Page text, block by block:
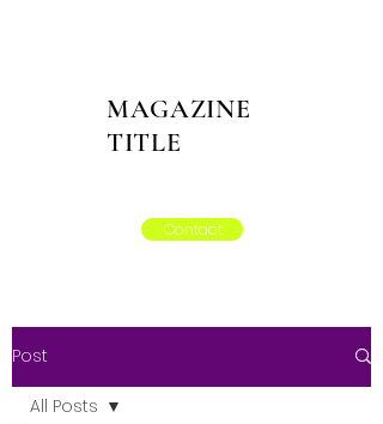
MAGAZINE
TITLE
Contact
Post
All Posts